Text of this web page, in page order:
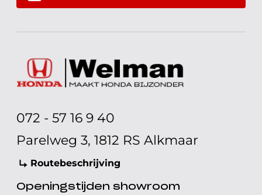
072 - 57 16 9 40
Parelweg 3, 1812 RS Alkmaar
Routebeschrijving
Openingstijden showroom